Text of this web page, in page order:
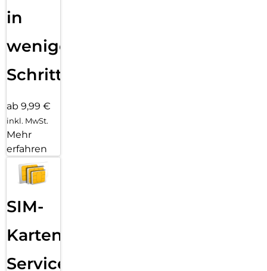
in
wenigen
Schritten
ab 9,99 €
inkl. MwSt.
Mehr
erfahren
SIM-
Karten
Service: